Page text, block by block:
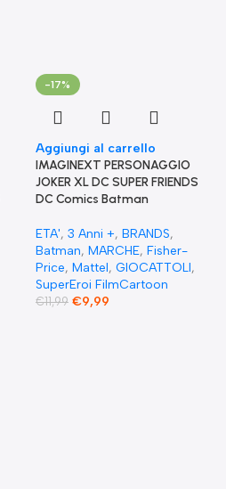
-17%
Aggiungi al carrello
IMAGINEXT PERSONAGGIO
JOKER XL DC SUPER FRIENDS
DC Comics Batman
ETA', 3 Anni +, BRANDS,
Batman, MARCHE, Fisher-
Price, Mattel, GIOCATTOLI,
SuperEroi FilmCartoon
€11,99 €9,99